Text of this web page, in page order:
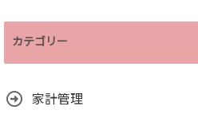
カテゴリー
家計管理